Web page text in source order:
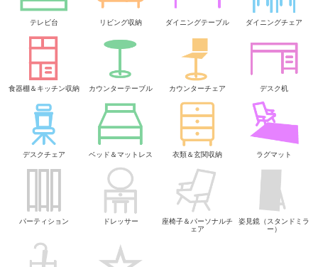
テレビ台 リビング収納 ダイニングテーブル ダイニングチェア
食器棚＆キッチン収納 カウンターテーブル カウンターチェア デスク机
デスクチェア ベッド＆マットレス 衣類＆玄関収納 ラグマット
パーティション ドレッサー
座椅子＆パーソナルチ
ェア
姿見鏡（スタンドミラ
ー）